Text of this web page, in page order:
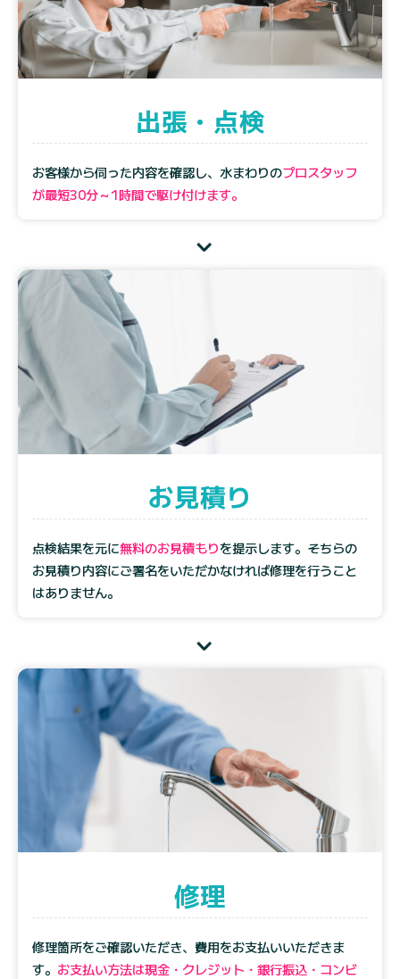
出張・点検
お客様から伺った内容を確認し、水まわりのプロスタッフ
が最短30分～1時間で駆け付けます。
お見積り
点検結果を元に無料のお見積もりを提示します。そちらの
お見積り内容にご署名をいただかなければ修理を行うこと
はありません。
修理
修理箇所をご確認いただき、費用をお支払いいただきま
す。 お支払い方法は現金・クレジット・銀行振込・コンビ